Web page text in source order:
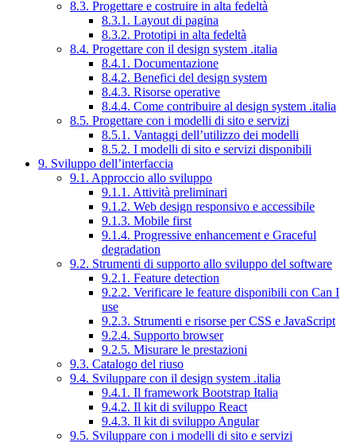
8.3. Progettare e costruire in alta fedeltà
8.3.1. Layout di pagina
8.3.2. Prototipi in alta fedeltà
8.4. Progettare con il design system .italia
8.4.1. Documentazione
8.4.2. Benefici del design system
8.4.3. Risorse operative
8.4.4. Come contribuire al design system .italia
8.5. Progettare con i modelli di sito e servizi
8.5.1. Vantaggi dell’utilizzo dei modelli
8.5.2. I modelli di sito e servizi disponibili
9. Sviluppo dell’interfaccia
9.1. Approccio allo sviluppo
9.1.1. Attività preliminari
9.1.2. Web design responsivo e accessibile
9.1.3. Mobile first
9.1.4. Progressive enhancement e Graceful
degradation
9.2. Strumenti di supporto allo sviluppo del software
9.2.1. Feature detection
9.2.2. Verificare le feature disponibili con Can I
use
9.2.3. Strumenti e risorse per CSS e JavaScript
9.2.4. Supporto browser
9.2.5. Misurare le prestazioni
9.3. Catalogo del riuso
9.4. Sviluppare con il design system .italia
9.4.1. Il framework Bootstrap Italia
9.4.2. Il kit di sviluppo React
9.4.3. Il kit di sviluppo Angular
9.5. Sviluppare con i modelli di sito e servizi